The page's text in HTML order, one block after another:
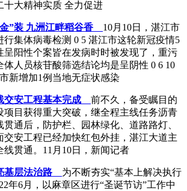
十大精神实质 全力促进
”装 九洲江畔稻谷香
10月10日，湛江市
行集体病毒检测 0 5 湛江市这轮新冠疫情5
呈阳性个案皆在发病时时被发现了，重污
体人员核苷酸筛选结论均是呈阴性 0 6 10
新增加1例当地无症状感染
交安工程基本完成
前不久，备受瞩目的
项目获得重大突破，继全程主线任务沥青
贯通后，防护栏、园林绿化、道路路灯、
交安工程已经加快红包外挂，湛江大道主
线贯通。11月10日，新闻记者
基层法治路
为不断夯实“基本上解决执行
年6月，以麻章区进行“圣诞节访”工作中